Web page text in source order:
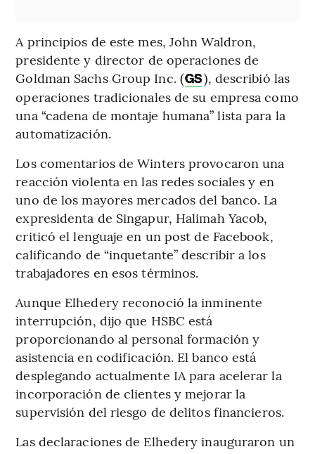
A principios de este mes, John Waldron,
presidente y director de operaciones de
Goldman Sachs Group Inc. (GS), describió las
operaciones tradicionales de su empresa como
una “cadena de montaje humana” lista para la
automatización.
Los comentarios de Winters provocaron una
reacción violenta en las redes sociales y en
uno de los mayores mercados del banco. La
expresidenta de Singapur, Halimah Yacob,
criticó el lenguaje en un post de Facebook,
calificando de “inquetante” describir a los
trabajadores en esos términos.
Aunque Elhedery reconoció la inminente
interrupción, dijo que HSBC está
proporcionando al personal formación y
asistencia en codificación. El banco está
desplegando actualmente IA para acelerar la
incorporación de clientes y mejorar la
supervisión del riesgo de delitos financieros.
Las declaraciones de Elhedery inauguraron un